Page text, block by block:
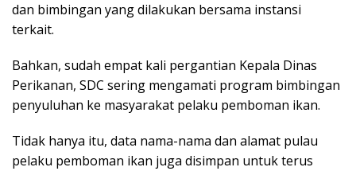
dan bimbingan yang dilakukan bersama instansi
terkait.
Bahkan, sudah empat kali pergantian Kepala Dinas
Perikanan, SDC sering mengamati program bimbingan
penyuluhan ke masyarakat pelaku pemboman ikan.
Tidak hanya itu, data nama-nama dan alamat pulau
pelaku pemboman ikan juga disimpan untuk terus